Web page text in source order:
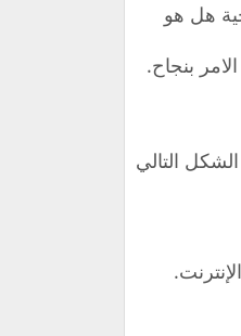
هل هو
بنجاح.
التالي